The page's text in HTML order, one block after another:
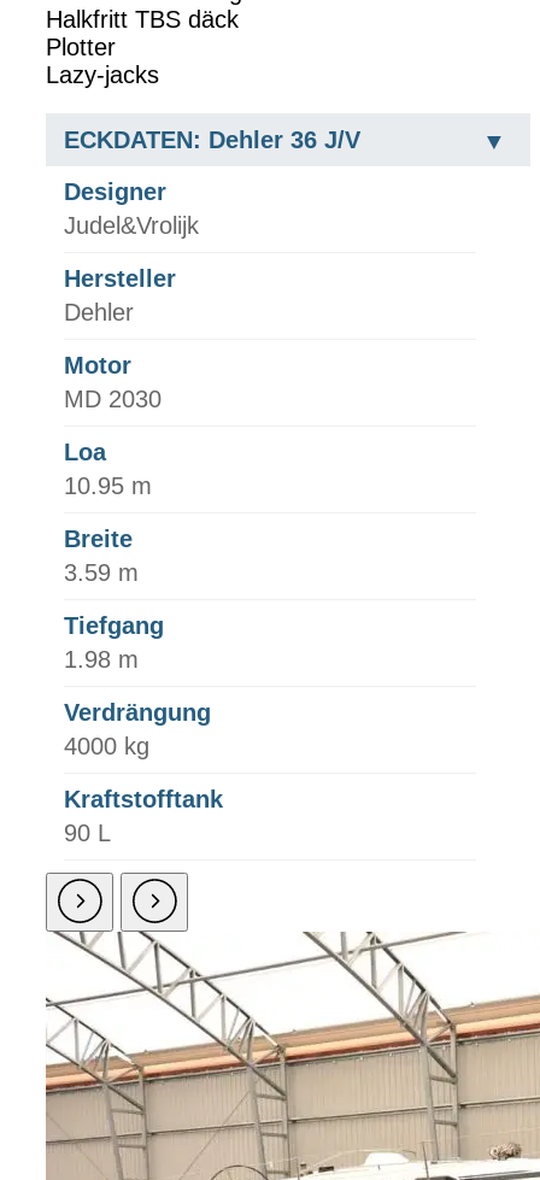
Halkfritt TBS däck
Plotter
Lazy-jacks
ECKDATEN: Dehler 36 J/V
Designer
Judel&Vrolijk
Hersteller
Dehler
Motor
MD 2030
Loa
10.95 m
Breite
3.59 m
Tiefgang
1.98 m
Verdrängung
4000 kg
Kraftstofftank
90 L